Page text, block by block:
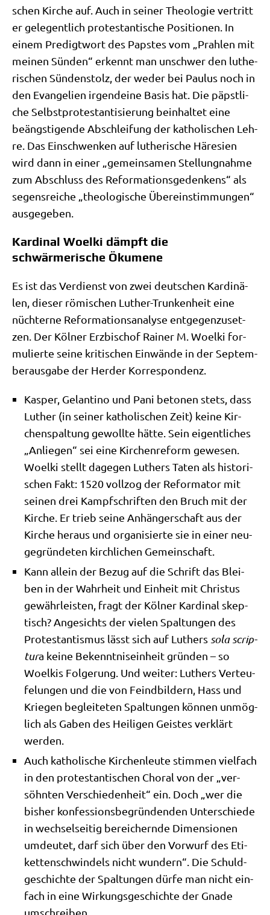
schen Kir­che auf. Auch in sei­ner Theo­lo­gie ver­tritt
er gele­gent­lich pro­te­stan­ti­sche Posi­tio­nen. In
einem Pre­digt­wort des Pap­stes vom „Prah­len mit
mei­nen Sün­den“ erkennt man unschwer den luthe­
ri­schen Sün­den­stolz, der weder bei Pau­lus noch in
den Evan­ge­li­en irgend­ei­ne Basis hat. Die päpst­li­
che Selbst­pro­te­stan­ti­sie­rung beinhal­tet eine
beäng­sti­gen­de Abschlei­fung der katho­li­schen Leh­
re. Das Ein­schwen­ken auf luthe­ri­sche Häre­si­en
wird dann in einer „gemein­sa­men Stel­lung­nah­me
zum Abschluss des Refor­ma­ti­ons­ge­den­kens“ als
segens­rei­che „theo­lo­gi­sche Über­ein­stim­mun­gen“
ausgegeben.
Kardinal Woelki dämpft die
schwärmerische Ökumene
Es ist das Ver­dienst von zwei deut­schen Kar­di­nä­
len, die­ser römi­schen Luther-Trun­ken­heit eine
nüch­ter­ne Refor­ma­ti­ons­ana­ly­se ent­ge­gen­zu­set­
zen. Der Köl­ner Erz­bi­schof Rai­ner M. Woel­ki for­
mu­lier­te sei­ne kri­ti­schen Ein­wän­de in der Sep­tem­
ber­aus­ga­be der Her­der Korrespondenz.
Kas­per, Gelan­ti­no und Pani beto­nen stets, dass
Luther (in sei­ner katho­li­schen Zeit) kei­ne Kir­
chen­spal­tung gewoll­te hät­te. Sein eigent­li­ches
„Anlie­gen“ sei eine Kir­chen­re­form gewe­sen.
Woel­ki stellt dage­gen Luthers Taten als histo­ri­
schen Fakt: 1520 voll­zog der Refor­ma­tor mit
sei­nen drei Kampf­schrif­ten den Bruch mit der
Kir­che. Er trieb sei­ne Anhän­ger­schaft aus der
Kir­che her­aus und orga­ni­sier­te sie in einer neu­
ge­grün­de­ten kirch­li­chen Gemeinschaft.
Kann allein der Bezug auf die Schrift das Blei­
ben in der Wahr­heit und Ein­heit mit Chri­stus
gewähr­lei­sten, fragt der Köl­ner Kar­di­nal skep­
tisch? Ange­sichts der vie­len Spal­tun­gen des
Pro­te­stan­tis­mus lässt sich auf Luthers sola scrip­
tura kei­ne Bekennt­nis­ein­heit grün­den – so
Woel­kis Fol­ge­rung. Und wei­ter: Luthers Ver­teu­
fe­lun­gen und die von Feind­bil­dern, Hass und
Krie­gen beglei­te­ten Spal­tun­gen kön­nen unmög­
lich als Gaben des Hei­li­gen Gei­stes ver­klärt
werden.
Auch katho­li­sche Kir­chen­leu­te stim­men viel­fach
in den pro­te­stan­ti­schen Cho­ral von der „ver­
söhn­ten Ver­schie­den­heit“ ein. Doch „wer die
bis­her kon­fes­si­ons­be­grün­den­den Unter­schie­de
in wech­sel­sei­tig berei­chern­de Dimen­sio­nen
umdeu­tet, darf sich über den Vor­wurf des Eti­
ket­ten­schwin­dels nicht wun­dern“. Die Schuld­
ge­schich­te der Spal­tun­gen dür­fe man nicht ein­
fach in eine Wir­kungs­ge­schich­te der Gna­de
umschreiben.